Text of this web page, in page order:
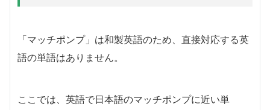
「マッチポンプ」は和製英語のため、直接対応する英
語の単語はありません。
ここでは、英語で日本語のマッチポンプに近い単